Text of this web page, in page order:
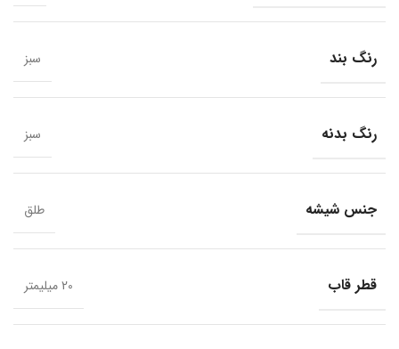
رنگ بند سبز
رنگ بدنه سبز
جنس شیشه طلق
قطر قاب 20 میلیمتر